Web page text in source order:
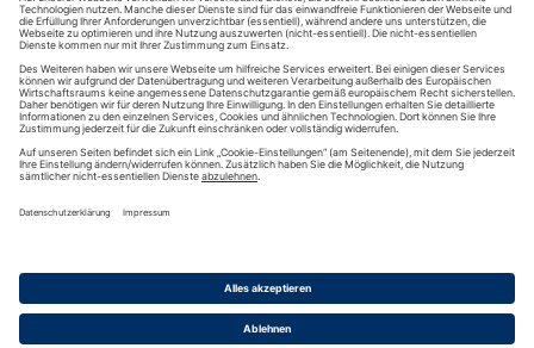
Nutzen Sie unser RSS-Verzeichnis!
RSS FEED EINTRAGEN
Datenschutzinformationen·Cookie-Einstellungen·Impressum · AGB
& Nutzungsbedingungen·Partnerprogramme